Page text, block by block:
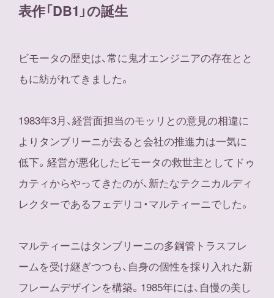
表作「DB1」の誕生
ビモータの歴史は、常に鬼才エンジニアの存在とと
もに紡がれてきました。
1983年3月、経営面担当のモッリとの意見の相違に
よりタンブリーニが去ると会社の推進力は一気に
低下。経営が悪化したビモータの救世主としてドゥ
カティからやってきたのが、新たなテクニカルディ
レクターであるフェデリコ・マルティーニでした。
マルティーニはタンブリーニの多鋼管トラスフレ
ームを受け継ぎつつも、自身の個性を採り入れた新
フレームデザインを構築。1985年には、自慢の美し